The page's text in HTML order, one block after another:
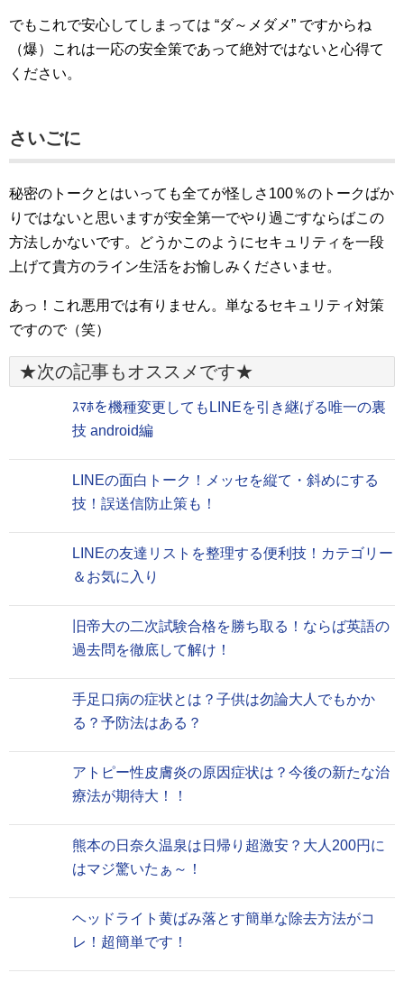
でもこれで安心してしまっては “ダ～メダメ” ですからね
（爆）これは一応の安全策であって絶対ではないと心得て
ください。
さいごに
秘密のトークとはいっても全てが怪しさ100％のトークばか
りではないと思いますが安全第一でやり過ごすならばこの
方法しかないです。どうかこのようにセキュリティを一段
上げて貴方のライン生活をお愉しみくださいませ。
あっ！これ悪用では有りません。単なるセキュリティ対策
ですので（笑）
★次の記事もオススメです★
ｽﾏﾎを機種変更してもLINEを引き継げる唯一の裏
技 android編
LINEの面白トーク！メッセを縦て・斜めにする
技！誤送信防止策も！
LINEの友達リストを整理する便利技！カテゴリー
＆お気に入り
旧帝大の二次試験合格を勝ち取る！ならば英語の
過去問を徹底して解け！
手足口病の症状とは？子供は勿論大人でもかか
る？予防法はある？
アトピー性皮膚炎の原因症状は？今後の新たな治
療法が期待大！！
熊本の日奈久温泉は日帰り超激安？大人200円に
はマジ驚いたぁ～！
ヘッドライト黄ばみ落とす簡単な除去方法がコ
レ！超簡単です！